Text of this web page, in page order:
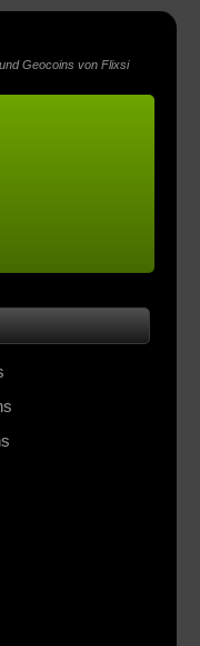
Geocoins von Flixsi